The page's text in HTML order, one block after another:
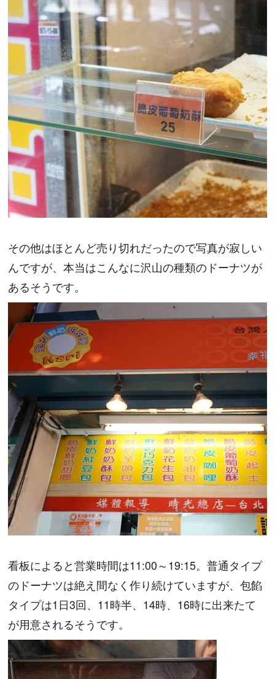
その他はほとんど売り切れだったので写真が寂しい
んですが、本当はこんなに沢山の種類のドーナツが
あるそうです。
看板によると営業時間は11:00～19:15。普通タイプ
のドーナツは絶え間なく作り続けていますが、包餡
タイプは1日3回、11時半、14時、16時に出来たて
が用意されるそうです。